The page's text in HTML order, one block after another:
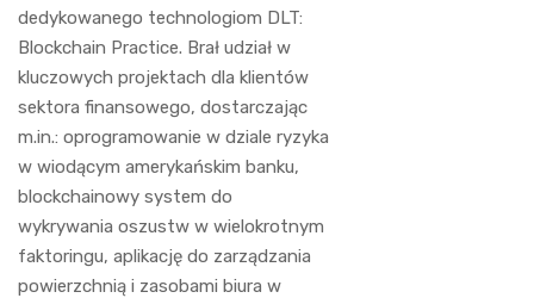
dedykowanego technologiom DLT:
Blockchain Practice. Brał udział w
kluczowych projektach dla klientów
sektora finansowego, dostarczając
m.in.: oprogramowanie w dziale ryzyka
w wiodącym amerykańskim banku,
blockchainowy system do
wykrywania oszustw w wielokrotnym
faktoringu, aplikację do zarządzania
powierzchnią i zasobami biura w